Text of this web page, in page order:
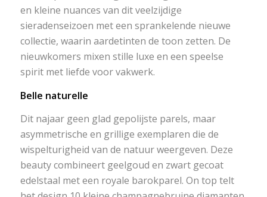
en kleine nuances van dit veelzijdige
sieradenseizoen met een sprankelende nieuwe
collectie, waarin aardetinten de toon zetten. De
nieuwkomers mixen stille luxe en een speelse
spirit met liefde voor vakwerk.
Belle naturelle
Dit najaar geen glad gepolijste parels, maar
asymmetrische en grillige exemplaren die de
wispelturigheid van de natuur weergeven. Deze
beauty combineert geelgoud en zwart gecoat
edelstaal met een royale barokparel. On top telt